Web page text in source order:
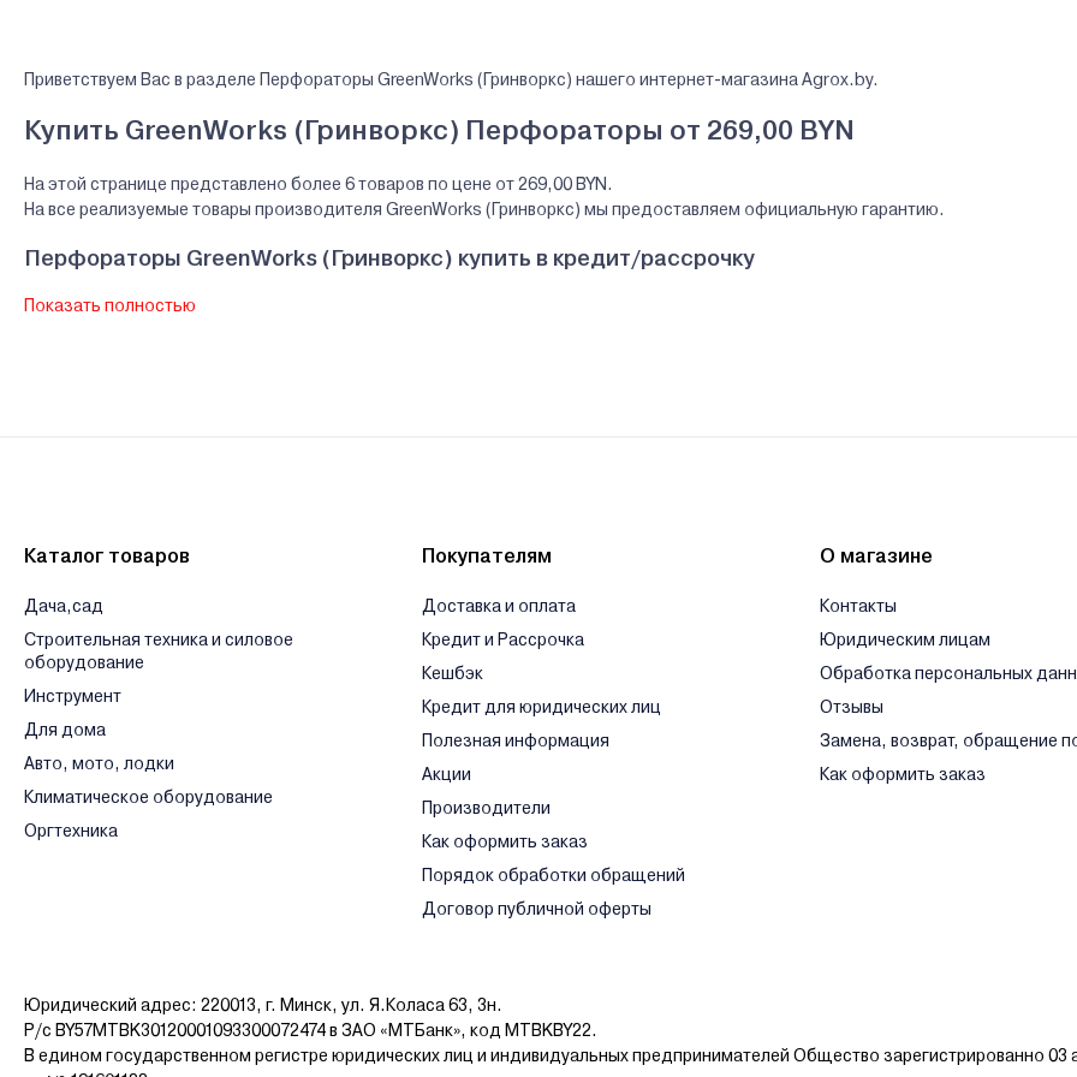
Приветствуем Вас в разделе Перфораторы GreenWorks (Гринворкс) нашего интернет-магазина Agrox.by.
Купить GreenWorks (Гринворкс) Перфораторы от 269,00 BYN
На этой странице представлено более 6 товаров по цене от 269,00 BYN.
На все реализуемые товары производителя GreenWorks (Гринворкс) мы предоставляем официальную гарантию.
Перфораторы GreenWorks (Гринворкс) купить в кредит/рассрочку
В нашем интернет-магазине Вы можете приобристи товары GreenWorks (Гринворкс) за наличный и безналичный расчет. А также
Производитель GreenWorks (Гринворкс) - Greenworks,CHANGZHOU GLOBE Co., Ltd NO. 65 (3-4) XINGGANG ROAD, ZHONGLOU
Показать полностью
Каталог товаров
Дача,сад
Строительная техника и силовое
оборудование
Инструмент
Для дома
Авто, мото, лодки
Климатическое оборудование
Оргтехника
Покупателям
Доставка и оплата
Кредит и Рассрочка
Кешбэк
Кредит для юридических лиц
Полезная информация
Акции
Производители
Как оформить заказ
Порядок обработки обращений
Договор публичной оферты
О магазине
Контакты
Юридическим лицам
Обработка персональных
Отзывы
Замена, возврат, обращение
Как оформить заказ
Юридический адрес: 220013, г. Минск, ул. Я.Коласа 63, 3н.
Р/с BY57MTBK30120001093300072474 в ЗАО «МТБанк», код MTBKBY22.
В едином государственном регистре юридических лиц и индивидуальных предпринимателей Общество зарегистрированно 03